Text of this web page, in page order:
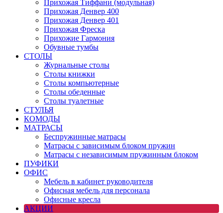
Прихожая Тиффани (модульная)
Прихожая Денвер 400
Прихожая Денвер 401
Прихожая Фреска
Прихожие Гармония
Обувные тумбы
СТОЛЫ
Журнальные столы
Столы книжки
Столы компьютерные
Столы обеденные
Столы туалетные
СТУЛЬЯ
КОМОДЫ
МАТРАСЫ
Беспружинные матрасы
Матрасы с зависимым блоком пружин
Матрасы с независимым пружинным блоком
ПУФИКИ
ОФИС
Мебель в кабинет руководителя
Офисная мебель для персонала
Офисные кресла
АКЦИИ